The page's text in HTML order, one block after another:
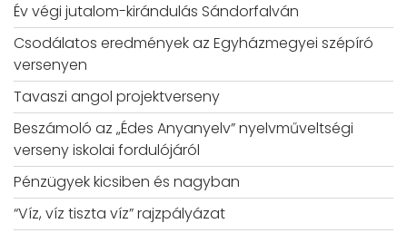
Év végi jutalom-kirándulás Sándorfalván
Csodálatos eredmények az Egyházmegyei szépíró
versenyen
Tavaszi angol projektverseny
Beszámoló az „Édes Anyanyelv” nyelvműveltségi
verseny iskolai fordulójáról
Pénzügyek kicsiben és nagyban
“Víz, víz tiszta víz” rajzpályázat